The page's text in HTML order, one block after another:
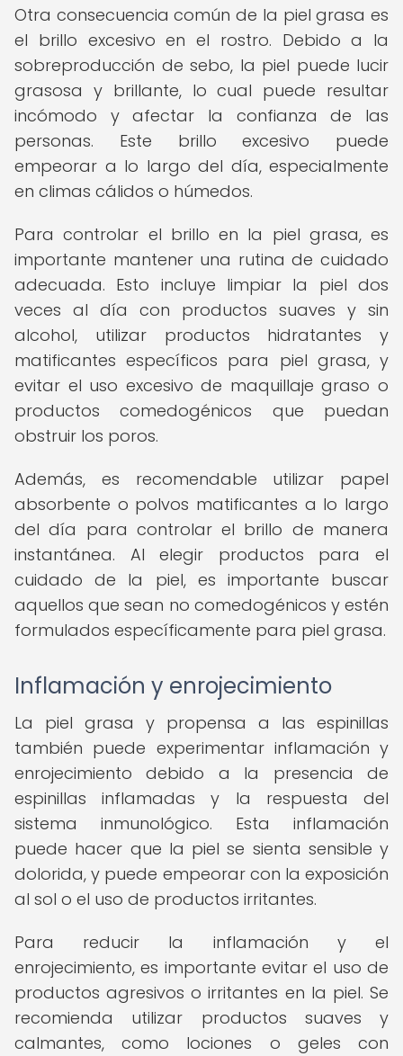
Otra consecuencia común de la piel grasa es
el brillo excesivo en el rostro. Debido a la
sobreproducción de sebo, la piel puede lucir
grasosa y brillante, lo cual puede resultar
incómodo y afectar la confianza de las
personas. Este brillo excesivo puede
empeorar a lo largo del día, especialmente
en climas cálidos o húmedos.
Para controlar el brillo en la piel grasa, es
importante mantener una rutina de cuidado
adecuada. Esto incluye limpiar la piel dos
veces al día con productos suaves y sin
alcohol, utilizar productos hidratantes y
matificantes específicos para piel grasa, y
evitar el uso excesivo de maquillaje graso o
productos comedogénicos que puedan
obstruir los poros.
Además, es recomendable utilizar papel
absorbente o polvos matificantes a lo largo
del día para controlar el brillo de manera
instantánea. Al elegir productos para el
cuidado de la piel, es importante buscar
aquellos que sean no comedogénicos y estén
formulados específicamente para piel grasa.
Inflamación y enrojecimiento
La piel grasa y propensa a las espinillas
también puede experimentar inflamación y
enrojecimiento debido a la presencia de
espinillas inflamadas y la respuesta del
sistema inmunológico. Esta inflamación
puede hacer que la piel se sienta sensible y
dolorida, y puede empeorar con la exposición
al sol o el uso de productos irritantes.
Para reducir la inflamación y el
enrojecimiento, es importante evitar el uso de
productos agresivos o irritantes en la piel. Se
recomienda utilizar productos suaves y
calmantes, como lociones o geles con